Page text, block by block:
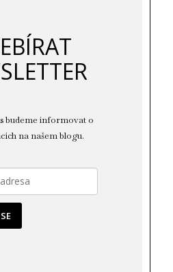
budeme informovat o
na našem blogu.